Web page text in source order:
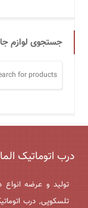
جستجوی لوازم
درب اتوماتیک
تولید و عرضه انواع
تلسکوپی, درب